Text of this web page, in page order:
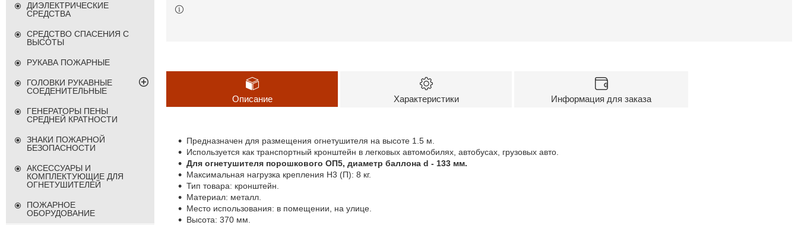
Описание Характеристики Информация для заказа
Предназначен для размещения огнетушителя на высоте 1.5 м.
Используется как транспортный кронштейн в легковых автомобилях, автобусах, грузовых авто.
Для огнетушителя порошкового ОП5, диаметр баллона d - 133 мм.
Максимальная нагрузка крепления Н3 (П): 8 кг.
Тип товара: кронштейн.
Материал: металл.
Место использования: в помещении, на улице.
Высота: 370 мм.
ДИЭЛЕКТРИЧЕСКИЕ
СРЕДСТВА
СРЕДСТВО СПАСЕНИЯ С
ВЫСОТЫ
РУКАВА ПОЖАРНЫЕ
ГОЛОВКИ РУКАВНЫЕ
СОЕДЕНИТЕЛЬНЫЕ
ГЕНЕРАТОРЫ ПЕНЫ
СРЕДНЕЙ КРАТНОСТИ
ЗНАКИ ПОЖАРНОЙ
БЕЗОПАСНОСТИ
АКСЕССУАРЫ И
КОМПЛЕКТУЮЩИЕ ДЛЯ
ОГНЕТУШИТЕЛЕЙ
ПОЖАРНОЕ
ОБОРУДОВАНИЕ